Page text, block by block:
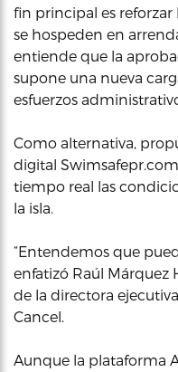
fin principal es reforzar
se hospeden en
entiende que la
supone una nueva
esfuerzos
Como alternativa,
digital
tiempo real las
la isla.
“Entendemos que
enfatizó Raúl Márquez
de la directora
Cancel.
Aunque la plataforma